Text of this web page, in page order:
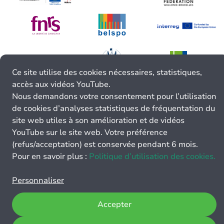
Ce site utilise des cookies nécessaires, statistiques,
accès aux vidéos YouTube.
Nous demandons votre consentement pour l’utilisation
de cookies d’analyses statistiques de fréquentation du
site web utiles à son amélioration et de vidéos
YouTube sur le site web. Votre préférence
(refus/acceptation) est conservée pendant 6 mois.
Pour en savoir plus : Politique d’utilisation des cookies.
Personnaliser
Accepter